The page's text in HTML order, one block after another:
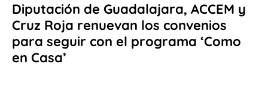
Diputación de Guadalajara, ACCEM y
Cruz Roja renuevan los convenios
para seguir con el programa ‘Como
en Casa’